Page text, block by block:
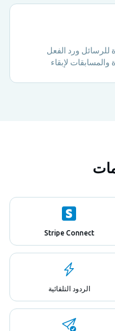
للرسائل ورد الفعل
والمسابقات لإبقاء
Stripe Connect
الردود التلقائية